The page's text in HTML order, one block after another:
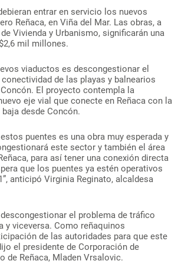
entrar en servicio los nuevos
Reñaca, en Viña del Mar. Las obras, a
Vivienda y Urbanismo, significarán una
mil millones.
viaductos es descongestionar el
de las playas y balnearios
El proyecto contempla la
eje vial que conecte en Reñaca con la
baja desde Concón.
puentes es una obra muy esperada y
este sector y también el área
para así tener una conexión directa
que los puentes ya estén operativos
anticipó Virginia Reginato, alcaldesa
el problema de tráfico
y viceversa. Como reñaquinos
de las autoridades para que este
el presidente de Corporación de
de Reñaca, Mladen Vrsalovic.